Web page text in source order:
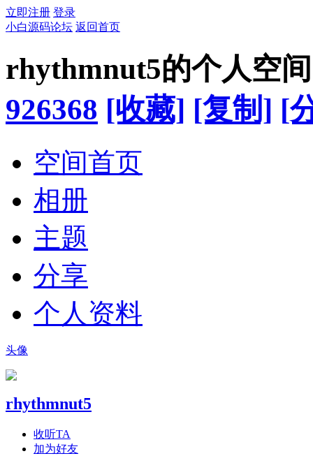
立即注册 登录
小白源码论坛 返回首页
rhythmnut5的个人空间
926368 [收藏] [复制] [
空间首页
相册
主题
分享
个人资料
头像
rhythmnut5
收听TA
加为好友